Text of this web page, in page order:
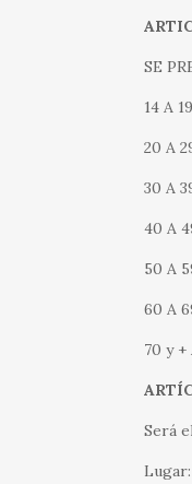
SE
14 A
20 A
30 A
40 A
50 A
60 A
70 y +
Será